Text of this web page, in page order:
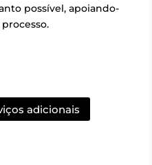
possível, apoiando-
adicionais